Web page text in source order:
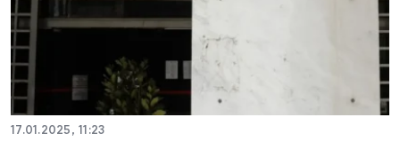
17.01.2025, 11:23